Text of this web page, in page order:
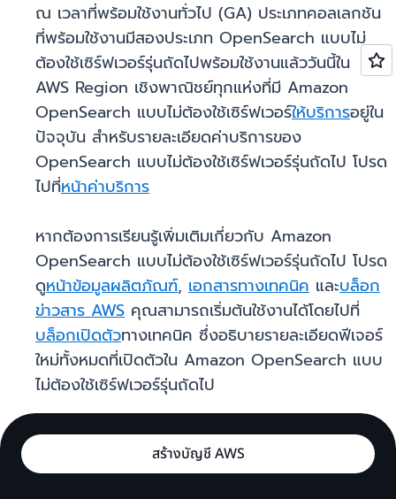
ณ เวลาที่พร้อมใช้งานทั่วไป (GA) ประเภทคอลเลกชัน
ที่พร้อมใช้งานมีสองประเภท OpenSearch แบบไม่
ต้องใช้เซิร์ฟเวอร์รุ่นถัดไปพร้อมใช้งานแล้ววันนี้ใน
AWS Region เชิงพาณิชย์ทุกแห่งที่มี Amazon
OpenSearch แบบไม่ต้องใช้เซิร์ฟเวอร์ให้บริการอยู่ใน
ปัจจุบัน สำหรับรายละเอียดค่าบริการของ
OpenSearch แบบไม่ต้องใช้เซิร์ฟเวอร์รุ่นถัดไป โปรด
ไปที่หน้าค่าบริการ
หากต้องการเรียนรู้เพิ่มเติมเกี่ยวกับ Amazon
OpenSearch แบบไม่ต้องใช้เซิร์ฟเวอร์รุ่นถัดไป โปรด
ดูหน้าข้อมูลผลิตภัณฑ์, เอกสารทางเทคนิค และบล็อก
ข่าวสาร AWS คุณสามารถเริ่มต้นใช้งานได้โดยไปที่
บล็อกเปิดตัวทางเทคนิค ซึ่งอธิบายรายละเอียดฟีเจอร์
ใหม่ทั้งหมดที่เปิดตัวใน Amazon OpenSearch แบบ
ไม่ต้องใช้เซิร์ฟเวอร์รุ่นถัดไป
สร้างบัญชี AWS